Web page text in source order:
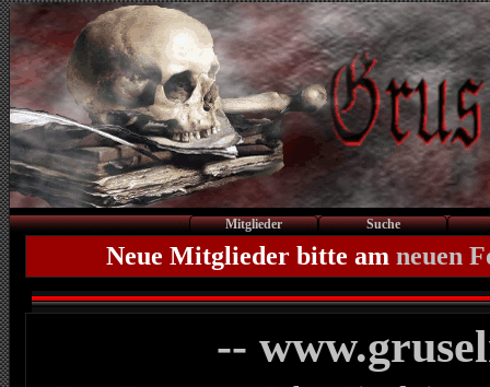
Mitglieder Suche
Neue Mitglieder bitte am neuen
--